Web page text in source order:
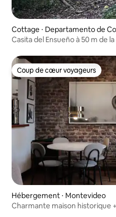
Cottage ⋅ Departamento de
Casita del Ensueño à 50 m de
Coup de cœur voyageurs
Coup de cœur voyageurs
Hébergement ⋅ Montevideo
Charmante maison historique